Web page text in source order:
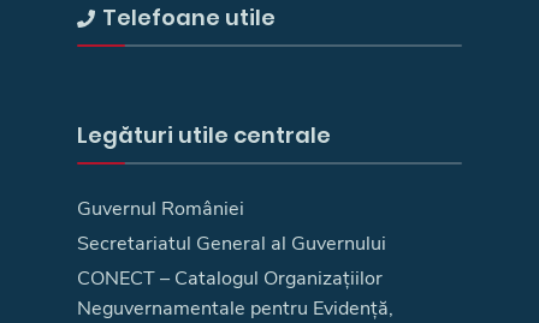
Telefoane utile
Legături utile centrale
Guvernul României
Secretariatul General al Guvernului
CONECT – Catalogul Organizațiilor
Neguvernamentale pentru Evidență,